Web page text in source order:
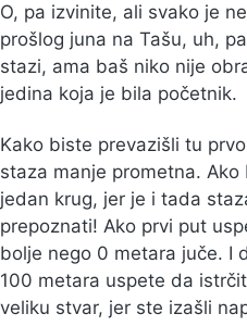
O, pa izvinite, ali svako je
prošlog juna na Tašu, uh,
stazi, ama baš niko nije
jedina koja je bila početnik.
Kako biste prevazišli tu
staza manje prometna.
jedan krug, jer je i tada
prepoznati! Ako prvi put
bolje nego 0 metara juče. I
100 metara uspete da
veliku stvar, jer ste izašli